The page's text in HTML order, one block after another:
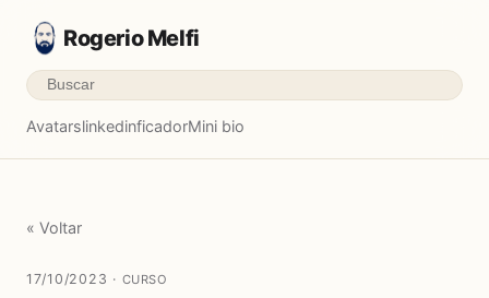
Rogerio Melfi
AvatarslinkedinficadorMini bio
« Voltar
17/10/2023 · CURSO